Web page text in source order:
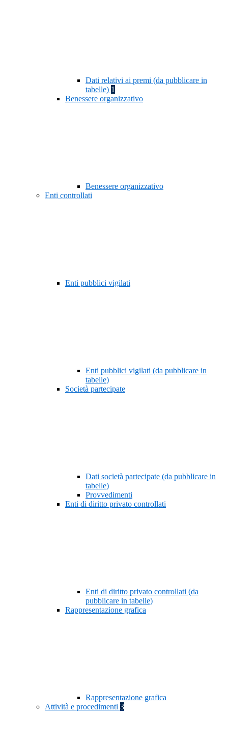
Dati relativi ai premi (da pubblicare in
tabelle) 1
Benessere organizzativo
Benessere organizzativo
Enti controllati
Enti pubblici vigilati
Enti pubblici vigilati (da pubblicare in
tabelle)
Società partecipate
Dati società partecipate (da pubblicare in
tabelle)
Provvedimenti
Enti di diritto privato controllati
Enti di diritto privato controllati (da
pubblicare in tabelle)
Rappresentazione grafica
Rappresentazione grafica
Attività e procedimenti 3